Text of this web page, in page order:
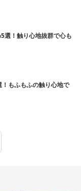
選！触り心地抜群で心も
もふもふの触り心地で